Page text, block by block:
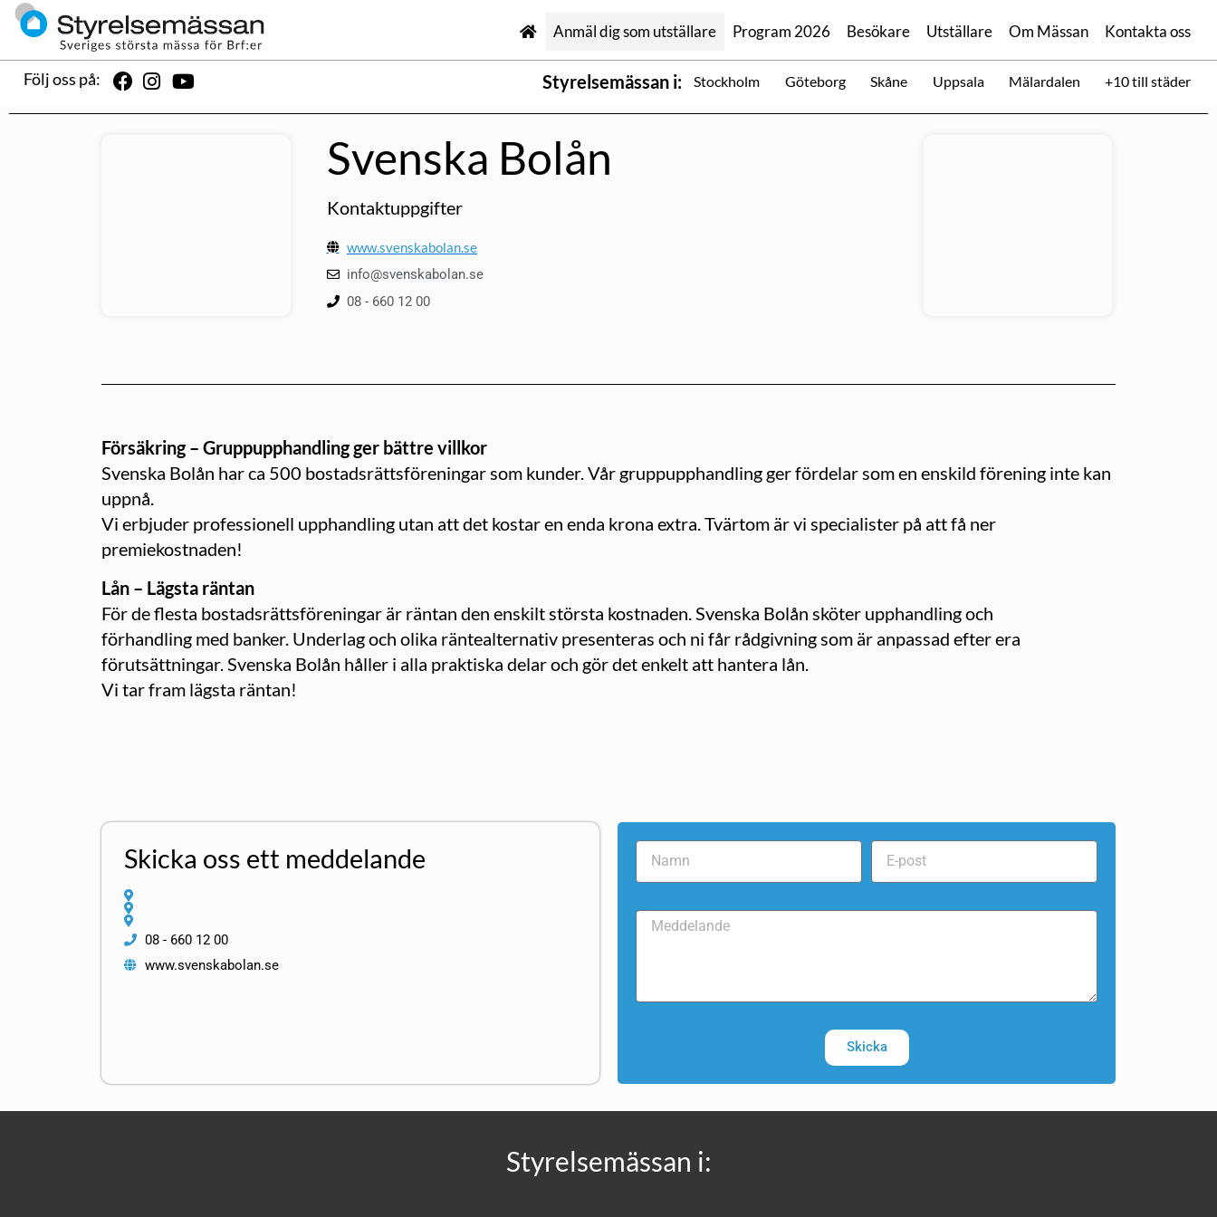
Anmäl dig som utställare Program 2026 Besökare Utställare Om Mässan Kontakta oss
Följ oss på: Styrelsemässan i: Stockholm Göteborg Skåne Uppsala Mälardalen +10 till städer
Svenska Bolån
Kontaktuppgifter
www.svenskabolan.se
info@svenskabolan.se
08 - 660 12 00
Försäkring – Gruppupphandling ger bättre villkor
Svenska Bolån har ca 500 bostadsrättsföreningar som kunder. Vår gruppupphandling ger fördelar som en enskild förening inte kan
uppnå.
Vi erbjuder professionell upphandling utan att det kostar en enda krona extra. Tvärtom är vi specialister på att få ner
premiekostnaden!
Lån – Lägsta räntan
För de flesta bostadsrättsföreningar är räntan den enskilt största kostnaden. Svenska Bolån sköter upphandling och
förhandling med banker. Underlag och olika räntealternativ presenteras och ni får rådgivning som är anpassad efter era
förutsättningar. Svenska Bolån håller i alla praktiska delar och gör det enkelt att hantera lån.
Vi tar fram lägsta räntan!
Skicka oss ett meddelande
08 - 660 12 00
www.svenskabolan.se
Skicka
Styrelsemässan i: